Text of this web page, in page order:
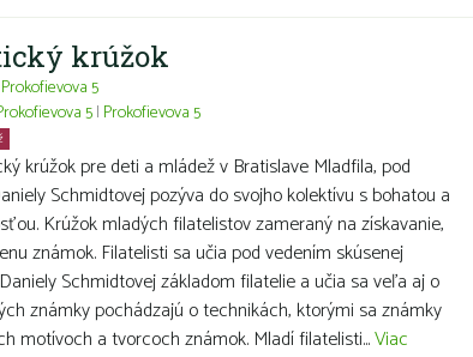
krúžok
Prokofievova 5
5| Prokofievova 5
krúžok pre deti a mládež v Bratislave Mladfila, pod
Schmidtovej pozýva do svojho kolektívu s bohatou a
Krúžok mladých filatelistov zameraný na získavanie,
známok. Filatelisti sa učia pod vedením skúsenej
Schmidtovej základom filatelie a učia sa veľa aj o
známky pochádzajú o technikách, ktorými sa známky
motívoch a tvorcoch známok. Mladí filatelisti...Viac